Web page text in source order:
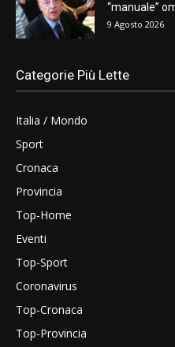
“manuale”
9 Agosto 2026
Categorie Più Lette
Italia / Mondo
Sport
Cronaca
Provincia
Top-Home
Eventi
Top-Sport
Coronavirus
Top-Cronaca
Top-Provincia